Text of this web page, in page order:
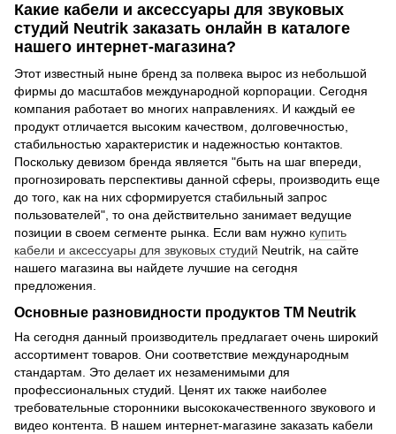
Какие кабели и аксессуары для звуковых
студий Neutrik заказать онлайн в каталоге
нашего интернет-магазина?
Этот известный ныне бренд за полвека вырос из небольшой
фирмы до масштабов международной корпорации. Сегодня
компания работает во многих направлениях. И каждый ее
продукт отличается высоким качеством, долговечностью,
стабильностью характеристик и надежностью контактов.
Поскольку девизом бренда является "быть на шаг впереди,
прогнозировать перспективы данной сферы, производить еще
до того, как на них сформируется стабильный запрос
пользователей", то она действительно занимает ведущие
позиции в своем сегменте рынка. Если вам нужно купить
кабели и аксессуары для звуковых студий Neutrik, на сайте
нашего магазина вы найдете лучшие на сегодня
предложения.
Основные разновидности продуктов ТМ Neutrik
На сегодня данный производитель предлагает очень широкий
ассортимент товаров. Они соответствие международным
стандартам. Это делает их незаменимыми для
профессиональных студий. Ценят их также наиболее
требовательные сторонники высококачественного звукового и
видео контента. В нашем интернет-магазине заказать кабели